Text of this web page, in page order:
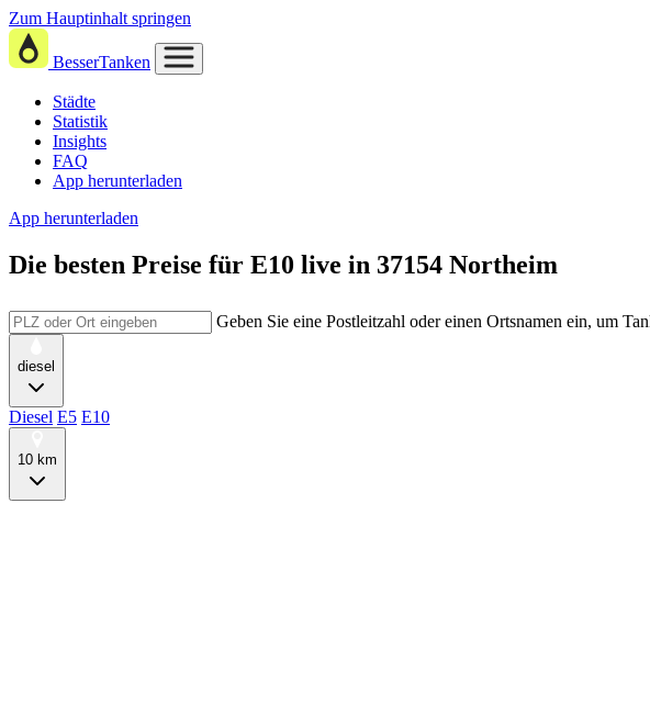
Zum Hauptinhalt springen
BesserTanken
Städte
Statistik
Insights
FAQ
App herunterladen
App herunterladen
Die besten Preise für E10 live in 37154 Northeim
Geben Sie eine Postleitzahl oder einen Ortsnamen ein, um
diesel
Diesel E5 E10
10 km